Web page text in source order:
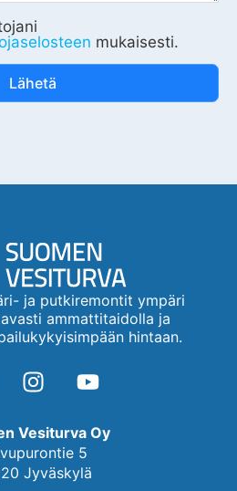
mukaisesti.
Lähetä
ja putkiremontit ympäri
ammattitaidolla ja
hintaan.
Vesiturva Oy
5
Jyväskylä